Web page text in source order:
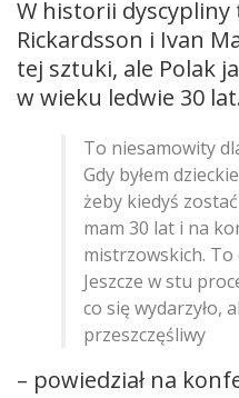
W historii
Rickardsson i Ivan
tej sztuki, ale Polak
w wieku ledwie 30
To niesamowity
Gdy byłem
żeby kiedyś
mam 30 lat i na
mistrzowskich.
Jeszcze w stu
co się wydarzyło,
przeszczęśliwy
– powiedział na